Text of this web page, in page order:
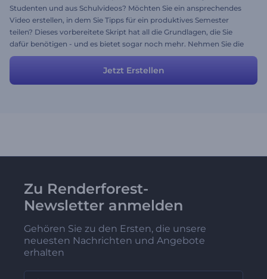
Studenten und aus Schulvideos? Möchten Sie ein ansprechendes
Video erstellen, in dem Sie Tipps für ein produktives Semester
teilen? Dieses vorbereitete Skript hat all die Grundlagen, die Sie
dafür benötigen - und es bietet sogar noch mehr. Nehmen Sie die
Geschichte, die einen netten Inhalt und fesselndes Bildmaterial
enthält oder nutzen Sie dieses Skript als Kernstück und fügen Sie
weitere Szenen und Ideen hinzu, um das Video noch
Jetzt Erstellen
Zu Renderforest-
Newsletter anmelden
Gehören Sie zu den Ersten, die unsere
neuesten Nachrichten und Angebote
erhalten